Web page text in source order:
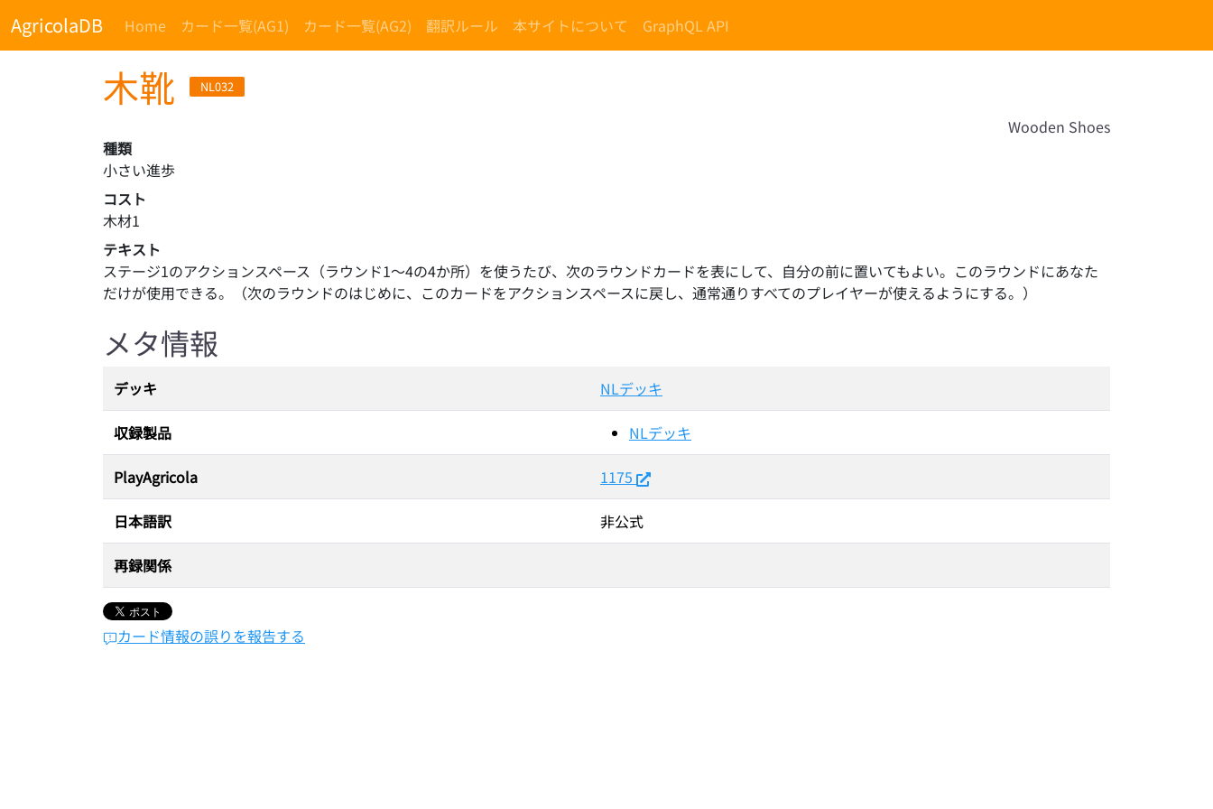
AgricolaDB Home カード一覧(AG1) カード一覧(AG2) 翻訳ルール 本サイトについて GraphQL API
木靴 NL032
Wooden Shoes
種類
小さい進歩
コスト
木材1
テキスト
ステージ1のアクションスペース（ラウンド1～4の4か所）を使うたび、次のラウンドカードを表にして、自分の前に置いてもよい。このラウンドにあなた
だけが使用できる。（次のラウンドのはじめに、このカードをアクションスペースに戻し、通常通りすべてのプレイヤーが使えるようにする。）
メタ情報
デッキ NLデッキ
収録製品 NLデッキ
PlayAgricola 1175
日本語訳 非公式
再録関係
カード情報の誤りを報告する